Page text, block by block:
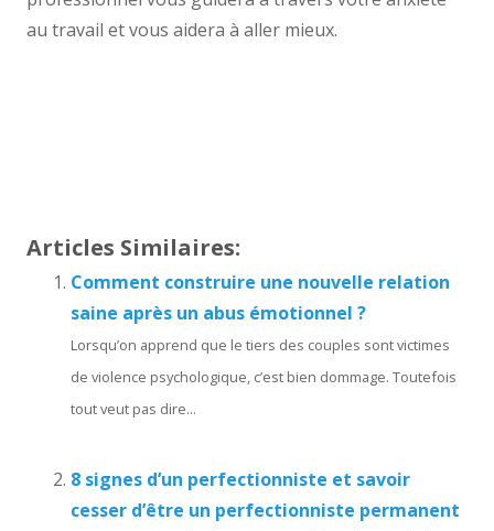
au travail et vous aidera à aller mieux.
Articles Similaires:
Comment construire une nouvelle relation
saine après un abus émotionnel ?
Lorsqu’on apprend que le tiers des couples sont victimes
de violence psychologique, c’est bien dommage. Toutefois
tout veut pas dire...
8 signes d’un perfectionniste et savoir
cesser d’être un perfectionniste permanent